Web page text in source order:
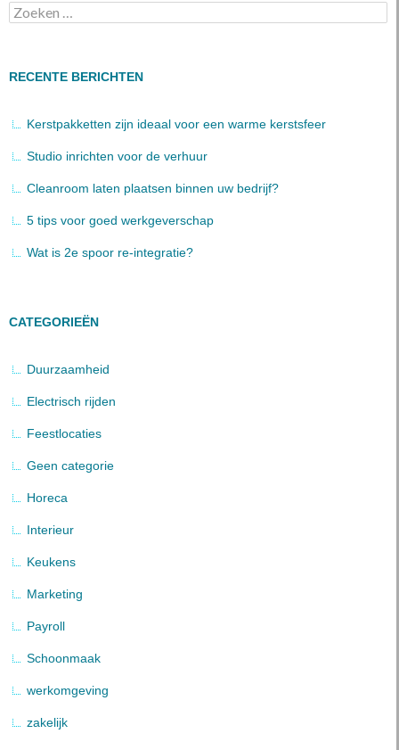
Zoeken
naar:
RECENTE BERICHTEN
Kerstpakketten zijn ideaal voor een warme kerstsfeer
Studio inrichten voor de verhuur
Cleanroom laten plaatsen binnen uw bedrijf?
5 tips voor goed werkgeverschap
Wat is 2e spoor re-integratie?
CATEGORIEËN
Duurzaamheid
Electrisch rijden
Feestlocaties
Geen categorie
Horeca
Interieur
Keukens
Marketing
Payroll
Schoonmaak
werkomgeving
zakelijk